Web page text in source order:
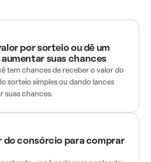
por sorteio ou dê um
aumentar suas chances
tem chances de receber o valor do
sorteio simples ou dando lances
suas chances.
do consórcio para comprar